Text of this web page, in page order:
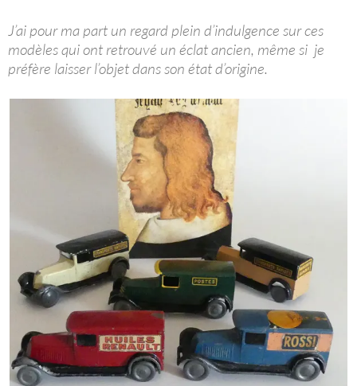
J’ai pour ma part un regard plein d’indulgence sur ces
modèles qui ont retrouvé un éclat ancien, même si je
préfère laisser l’objet dans son état d’origine.